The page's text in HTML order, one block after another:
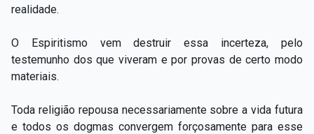
realidade.
O Espiritismo vem destruir essa incerteza, pelo
testemunho dos que viveram e por provas de certo modo
materiais.
Toda religião repousa necessariamente sobre a vida futura
e todos os dogmas convergem forçosamente para esse